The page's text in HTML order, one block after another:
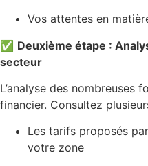
Vos attentes en
✅ Deuxième étape :
secteur
L’analyse des nombreuses
financier. Consultez
Les tarifs proposés
votre zone